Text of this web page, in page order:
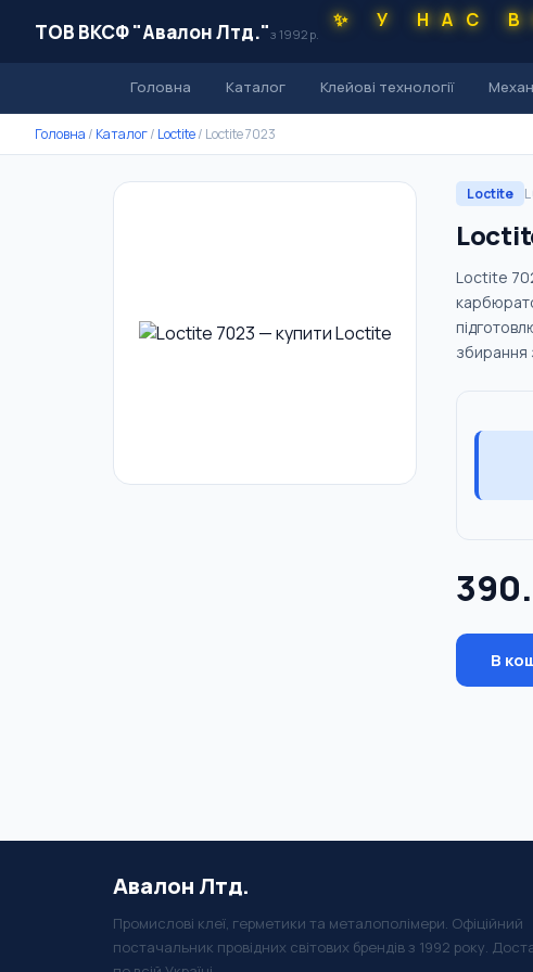
ТОВ ВКСФ "Авалон Лтд."з 1992 р.
✨ У НАС
Головна Каталог Клейові технології
Головна / Каталог/ Loctite/ Loctite 7023
Loctite
Loctite
збирання
В
Авалон Лтд.
Промислові клеї, герметики та металополімери. Офіційний
постачальник провідних світових брендів з 1992 року.